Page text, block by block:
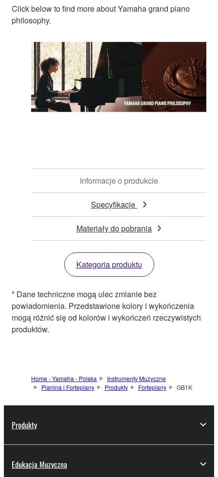
Click below to find more about Yamaha grand piano
philosophy.
Informacje o produkcie
Specyfikacje
Materiały do pobrania
Kategoria produktu
* Dane techniczne mogą ulec zmianie bez
powiadomienia. Przedstawione kolory i wykończenia
mogą różnić się od kolorów i wykończeń rzeczywistych
produktów.
Home - Yamaha - Polska
Instrumenty Muzyczne
Pianina i Fortepiany
Produkty Fortepiany GB1K
Produkty
Edukacja Muzyczna